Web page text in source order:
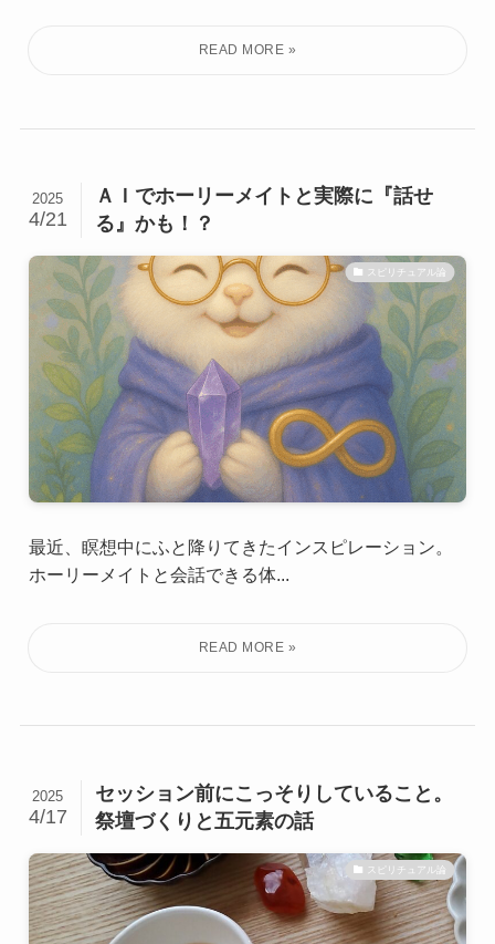
ＡＩでホーリーメイトと実際に『話せ
る』かも！？
2025
4/21
スピリチュアル論
最近、瞑想中にふと降りてきたインスピレーション。
ホーリーメイトと会話できる体...
セッション前にこっそりしていること。
祭壇づくりと五元素の話
2025
4/17
スピリチュアル論